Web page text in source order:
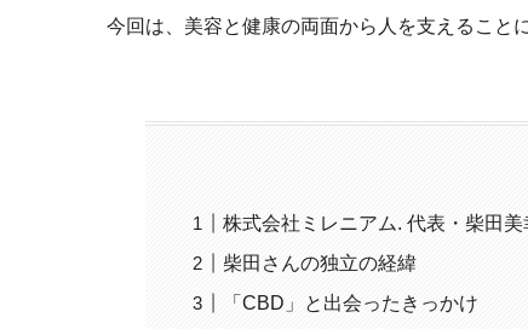
今回は、美容と健康の両面から人を支えること
株式会社ミレニアム. 代表・柴田
柴田さんの独立の経緯
「CBD」と出会ったきっかけ